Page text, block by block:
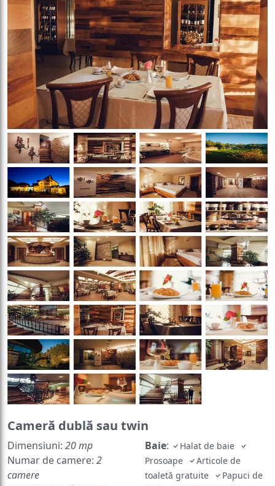
Cameră dublă sau twin
Dimensiuni: 20 mp
Numar de camere: 2
camere
Baie:
Halat de baie
Prosoape
Articole de
toaletă gratuite
Papuci de